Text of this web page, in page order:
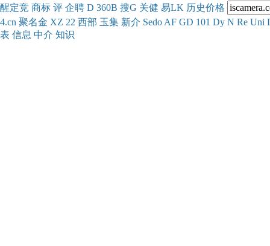
醒定竞 商标 评 企聘 D 360B 搜G 关健 易LK 历史价格
4.cn 聚名金 XZ 22 西部 玉集 新介 Sedo AF GD 101 Dy N Re Uni
表 信息 中介 知识